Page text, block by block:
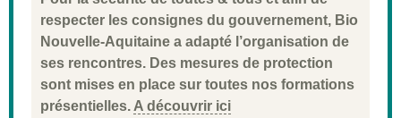
Validation
Moyens pédagogiques
Informations pratiques
respecter les consignes du gouvernement, Bio
Nouvelle-Aquitaine a adapté l’organisation de
ses rencontres. Des mesures de protection
sont mises en place sur toutes nos formations
présentielles. A découvrir ici